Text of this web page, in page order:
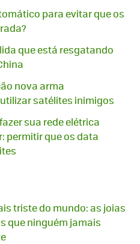
para evitar que os
que está resgatando
nova arma
satélites inimigos
sua rede elétrica
permitir que os data
triste do mundo: as joias
que ninguém jamais